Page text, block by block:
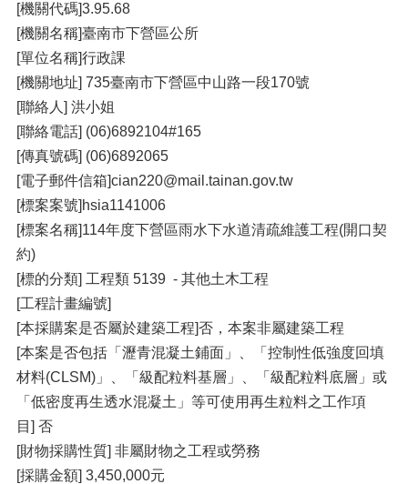
[機關代碼]3.95.68
[機關名稱]臺南市下營區公所
[單位名稱]行政課
[機關地址] 735臺南市下營區中山路一段170號
[聯絡人] 洪小姐
[聯絡電話] (06)6892104#165
[傳真號碼] (06)6892065
[電子郵件信箱]cian220@mail.tainan.gov.tw
[標案案號]hsia1141006
[標案名稱]114年度下營區雨水下水道清疏維護工程(開口契
約)
[標的分類] 工程類 5139 - 其他土木工程
[工程計畫編號]
[本採購案是否屬於建築工程]否，本案非屬建築工程
[本案是否包括「瀝青混凝土鋪面」、「控制性低強度回填
材料(CLSM)」、「級配粒料基層」、「級配粒料底層」或
「低密度再生透水混凝土」等可使用再生粒料之工作項
目] 否
[財物採購性質] 非屬財物之工程或勞務
[採購金額] 3,450,000元